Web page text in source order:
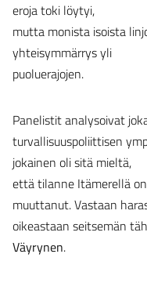
eroja toki löytyi,
mutta monista isoista
yhteisymmärrys yli
puoluerajojen.
Panelistit analysoivat
turvallisuuspoliittisen
jokainen oli sitä mieltä,
että tilanne Itämerellä
muuttanut. Vastaan
oikeastaan seitsemän
Väyrynen.